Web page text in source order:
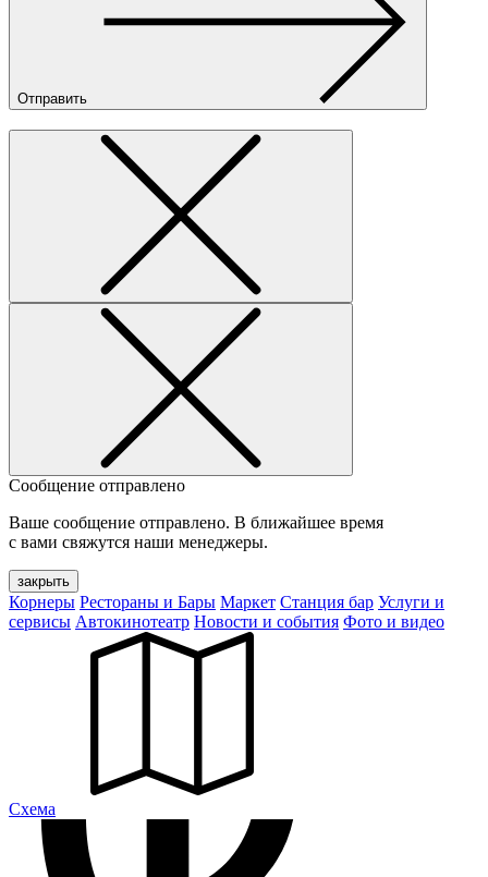
Отправить
Сообщение отправлено
Ваше сообщение отправлено. В ближайшее время
с вами свяжутся наши менеджеры.
закрыть
Корнеры Рестораны и Бары Маркет Станция бар Услуги и
сервисы Автокинотеатр Новости и события Фото и видео
Cхема